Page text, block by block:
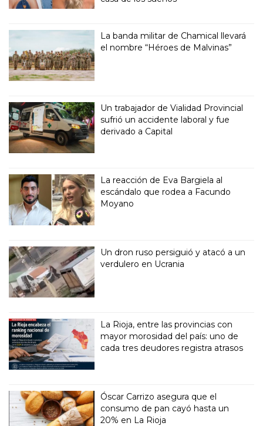
La banda militar de Chamical llevará
el nombre “Héroes de Malvinas”
Un trabajador de Vialidad Provincial
sufrió un accidente laboral y fue
derivado a Capital
La reacción de Eva Bargiela al
escándalo que rodea a Facundo
Moyano
Un dron ruso persiguió y atacó a un
verdulero en Ucrania
La Rioja, entre las provincias con
mayor morosidad del país: uno de
cada tres deudores registra atrasos
Óscar Carrizo asegura que el
consumo de pan cayó hasta un
20% en La Rioja